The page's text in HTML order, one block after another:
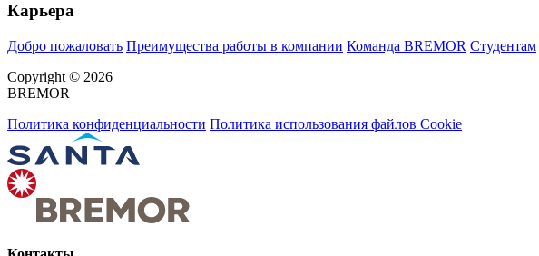
Карьера
Добро пожаловать Преимущества работы в компании Команда BREMOR Студентам
Copyright © 2026
BREMOR
Политика конфиденциальности Политика использования файлов Cookie